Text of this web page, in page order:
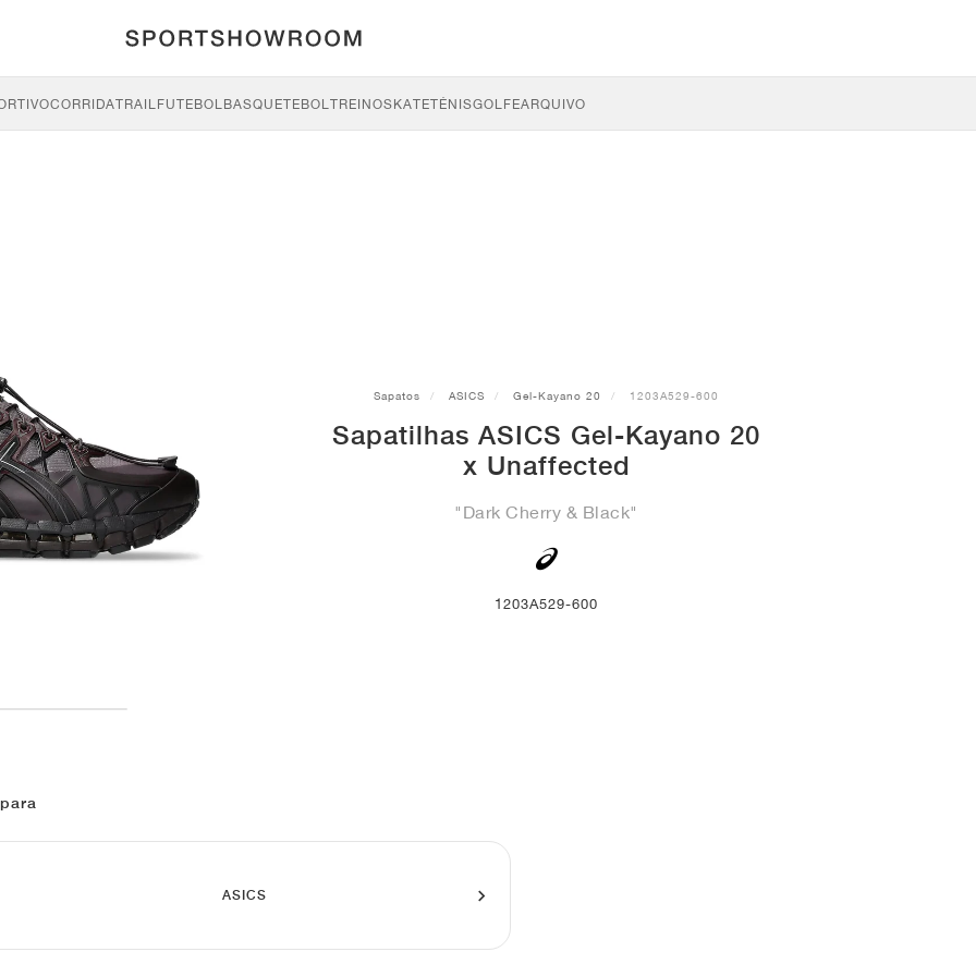
CORRIDATRAILFUTEBOLBASQUETEBOLTREINOSKATETÉNISGOLFEARQUIVO
Sapatos ASICS Gel-Kayano 20 1203A529-600
Sapatilhas ASICS Gel-Kayano 20
x Unaffected
"Dark Cherry & Black"
1203A529-600
ASICS